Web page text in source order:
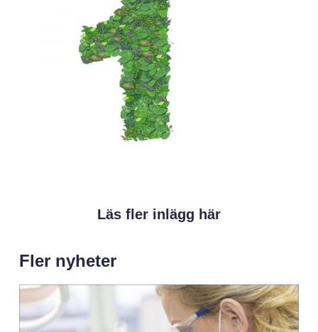
Läs fler inlägg här
Fler nyheter